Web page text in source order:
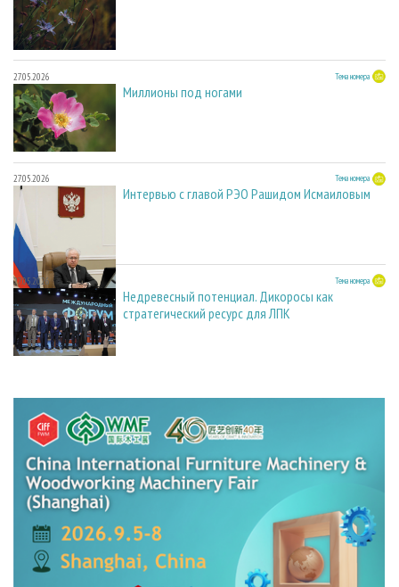
27.05.2026 Тема номера
Миллионы под ногами
27.05.2026 Тема номера
Интервью с главой РЭО Рашидом Исмаиловым
27.05.2026 Тема номера
Недревесный потенциал. Дикоросы как
стратегический ресурс для ЛПК